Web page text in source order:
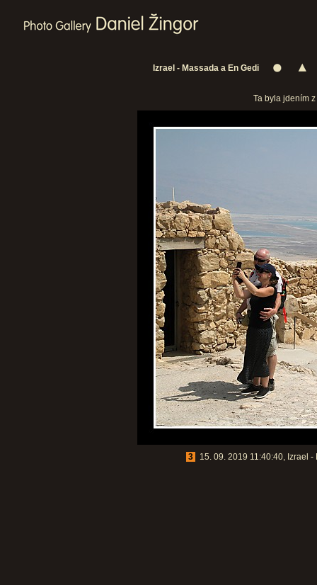
Izrael - Massada a En Gedi
Ta byla jdením
3 15. 09. 2019 11:40:40, Izrael